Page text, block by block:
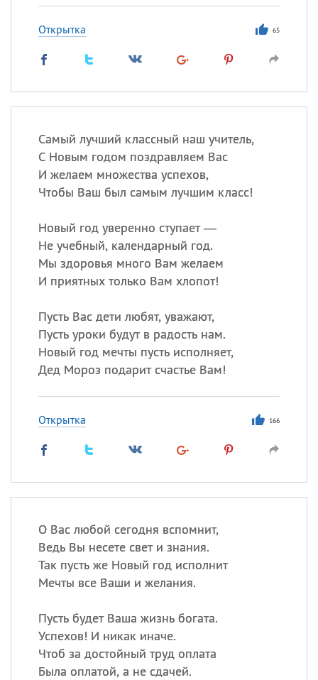
Открытка 65
Самый лучший классный наш учитель,
С Новым годом поздравляем Вас
И желаем множества успехов,
Чтобы Ваш был самым лучшим класс!
Новый год уверенно ступает —
Не учебный, календарный год.
Мы здоровья много Вам желаем
И приятных только Вам хлопот!
Пусть Вас дети любят, уважают,
Пусть уроки будут в радость нам.
Новый год мечты пусть исполняет,
Дед Мороз подарит счастье Вам!
Открытка 166
О Вас любой сегодня вспомнит,
Ведь Вы несете свет и знания.
Так пусть же Новый год исполнит
Мечты все Ваши и желания.
Пусть будет Ваша жизнь богата.
Успехов! И никак иначе.
Чтоб за достойный труд оплата
Была оплатой, а не сдачей.